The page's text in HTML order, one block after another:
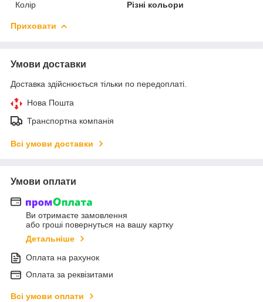
Колір
Різні кольори
Приховати
Умови доставки
Доставка здійснюється тільки по передоплаті.
Нова Пошта
Транспортна компанія
Всі умови доставки
Умови оплати
Ви отримаєте замовлення
або гроші повернуться на вашу картку
Детальніше
Оплата на рахунок
Оплата за реквізитами
Всі умови оплати